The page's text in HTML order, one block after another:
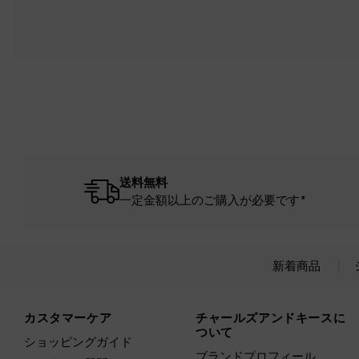
送料無料
一定金額以上のご購入が必要です*
新着商品
カスタマーケア
ショッピングガイド
チャールズアンドキースに
ついて